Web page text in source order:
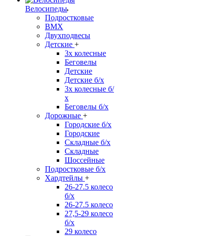
Велосипеды
Подростковые
BMX
Двухподвесы
Детские +
3х колесные
Беговелы
Детские
Детские б/х
3х колесные б/
х
Беговелы б/х
Дорожные +
Городские б/х
Городские
Складные б/х
Складные
Шоссейные
Подростковые б/х
Хардтейлы +
26-27.5 колесо
б/х
26-27.5 колесо
27,5-29 колесо
б/х
29 колесо